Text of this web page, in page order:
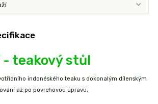
- teakový stůl
indonéského teaku s dokonalým dílenským
až po povrchovou úpravu.